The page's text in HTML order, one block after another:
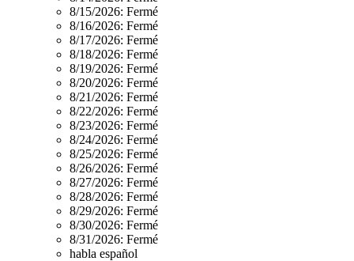
8/15/2026: Fermé
8/16/2026: Fermé
8/17/2026: Fermé
8/18/2026: Fermé
8/19/2026: Fermé
8/20/2026: Fermé
8/21/2026: Fermé
8/22/2026: Fermé
8/23/2026: Fermé
8/24/2026: Fermé
8/25/2026: Fermé
8/26/2026: Fermé
8/27/2026: Fermé
8/28/2026: Fermé
8/29/2026: Fermé
8/30/2026: Fermé
8/31/2026: Fermé
habla español